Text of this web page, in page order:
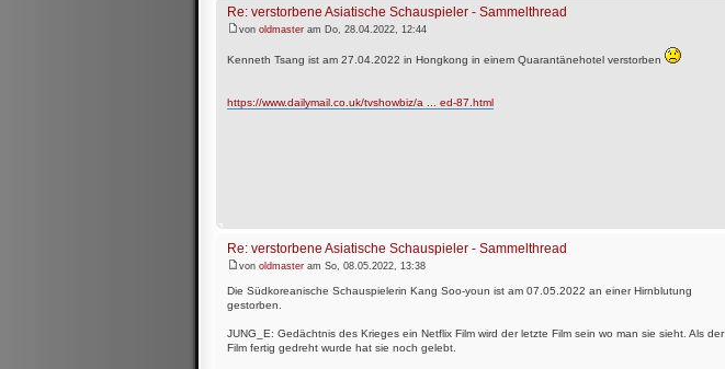
Re: verstorbene Asiatische Schauspieler - Sammelthread
von oldmaster am Do, 28.04.2022, 12:44
Kenneth Tsang ist am 27.04.2022 in Hongkong in einem Quarantänehotel verstorben
https://www.dailymail.co.uk/tvshowbiz/a ... ed-87.html
Re: verstorbene Asiatische Schauspieler - Sammelthread
von oldmaster am So, 08.05.2022, 13:38
Die Südkoreanische Schauspielerin Kang Soo-youn ist am 07.05.2022 an einer Hirnblutung
gestorben.
JUNG_E: Gedächtnis des Krieges ein Netflix Film wird der letzte Film sein wo man sie sieht. Als der
Film fertig gedreht wurde hat sie noch gelebt.